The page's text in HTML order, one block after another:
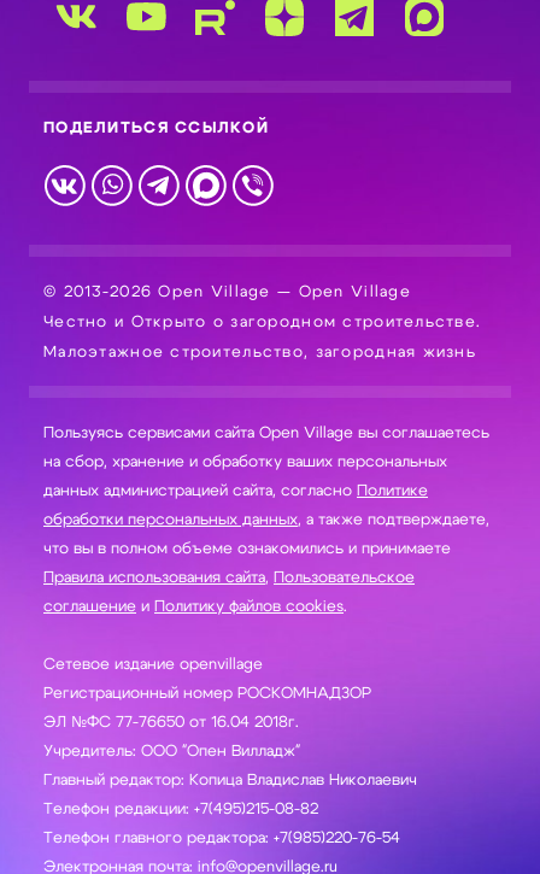
ПОДЕЛИТЬСЯ ССЫЛКОЙ
© 2013-2026 Open Village — Open Village
Честно и Открыто о загородном строительстве.
Малоэтажное строительство, загородная жизнь
Пользуясь сервисами сайта Open Village вы соглашаетесь
на сбор, хранение и обработку ваших персональных
данных администрацией сайта, согласно Политике
обработки персональных данных, а также подтверждаете,
что вы в полном объеме ознакомились и принимаете
Правила использования сайта, Пользовательское
соглашение и Политику файлов cookies.
Сетевое издание openvillage
Регистрационный номер РОСКОМНАДЗОР
ЭЛ №ФС 77-76650 от 16.04 2018г.
Учредитель: ООО "Опен Вилладж"
Главный редактор: Копица Владислав Николаевич
Телефон редакции: +7(495)215-08-82
Телефон главного редактора: +7(985)220-76-54
Электронная почта: info@openvillage.ru